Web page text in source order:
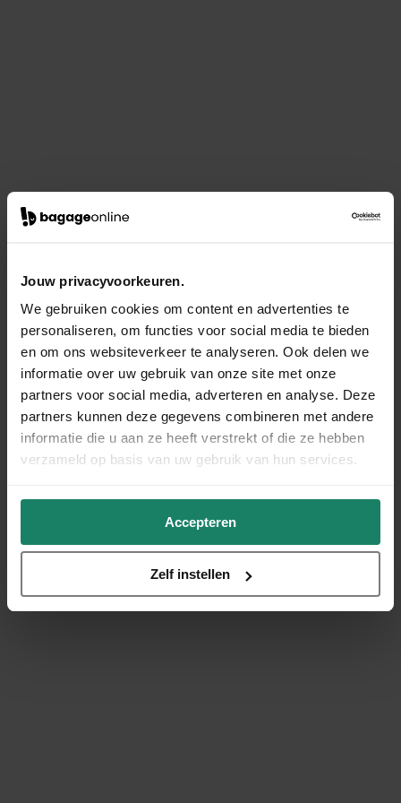
Jouw privacyvoorkeuren.
We gebruiken cookies om content en advertenties te
personaliseren, om functies voor social media te bieden
en om ons websiteverkeer te analyseren. Ook delen we
informatie over uw gebruik van onze site met onze
partners voor social media, adverteren en analyse. Deze
partners kunnen deze gegevens combineren met andere
informatie die u aan ze heeft verstrekt of die ze hebben
verzameld op basis van uw gebruik van hun services.
Accepteren
Zelf instellen